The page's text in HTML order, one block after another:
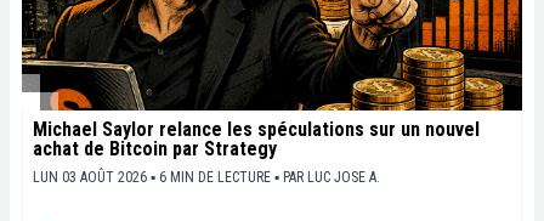
Michael Saylor relance les spéculations sur un nouvel
achat de Bitcoin par Strategy
LUN 03 AOÛT 2026 ▪ 6 MIN DE LECTURE ▪ PAR LUC JOSE A.